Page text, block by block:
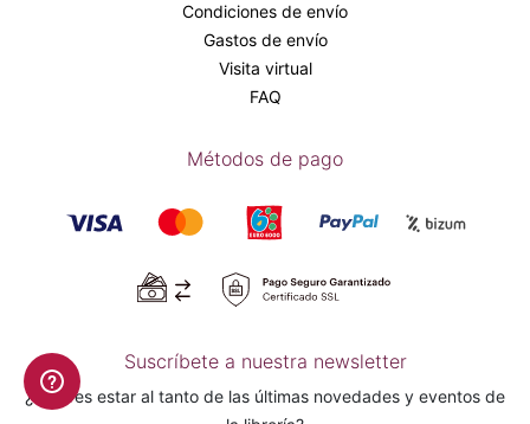
Condiciones de envío
Gastos de envío
Visita virtual
FAQ
Métodos de pago
Suscríbete a nuestra newsletter
¿Quieres estar al tanto de las últimas novedades y eventos de